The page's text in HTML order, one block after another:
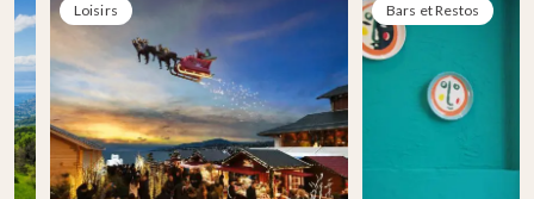
Loisirs Bars et Restos